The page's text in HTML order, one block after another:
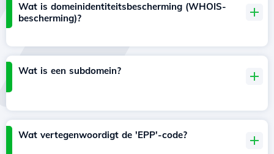
Wat is domeinidentiteitsbescherming (WHOIS-
bescherming)?
Wat is een subdomein?
Wat vertegenwoordigt de 'EPP'-code?